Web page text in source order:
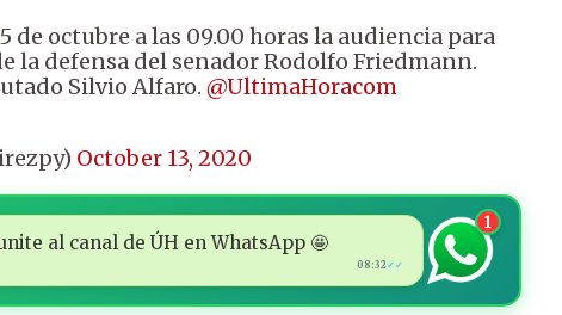
de octubre a las 09.00 horas la audiencia para
la defensa del senador Rodolfo Friedmann.
Silvio Alfaro. @UltimaHoracom
October 13, 2020
al canal de ÚH en WhatsApp 🤩
08:32✓✓
1